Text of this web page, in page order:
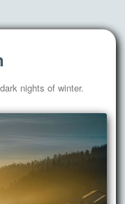
nights of winter.